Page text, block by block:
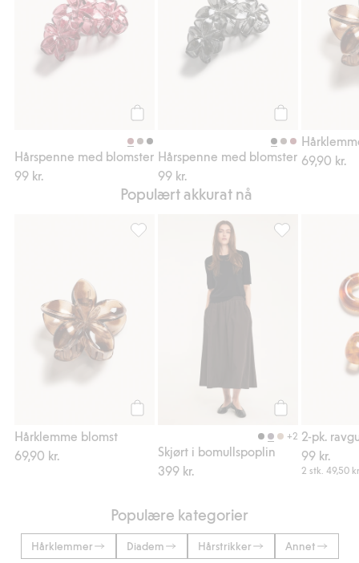
Hårspenne med blomster
99 kr.
Hårspenne med blomster
99 kr.
69,90 kr.
Populært akkurat nå
Hårklemme blomst
69,90 kr.
Hårklemme blomst, Legg til i favoriter
+2
Skjørt i bomullspoplin
399 kr.
99 kr.
2 stk.49,50
Populære kategorier
Hårklemmer Diadem Hårstrikker Annet